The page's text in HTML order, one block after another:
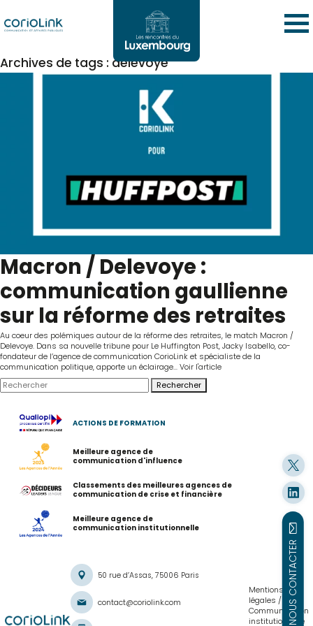
NOUS CONTACTER
Archives de tags : delevoye
Macron / Delevoye :
communication gaullienne
sur la réforme des retraites
Au coeur des polémiques autour de la réforme des retraites, le match Macron /
Delevoye. Dans sa nouvelle tribune pour Le Huffington Post, Jacky Isabello, co-
fondateur de l’agence de communication CorioLink et spécialiste de la
communication politique, apporte un éclairage...Voir l'article
Rechercher
ACTIONS DE FORMATION
Meilleure agence de
communication d'influence
Classements des meilleures agences de
communication de crise et financière
Meilleure agence de
communication institutionnelle
50 rue d’Assas, 75006 Paris
contact@coriolink.com
Mentions
légales
Communication
institutionnelle